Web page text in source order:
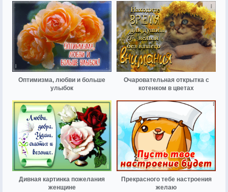
Оптимизма, любви и больше
улыбок
Очаровательная открытка с
котенком в цветах
Дивная картинка пожелания
женщине
Прекрасного тебе настроения
желаю